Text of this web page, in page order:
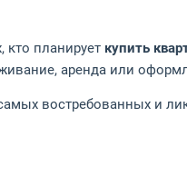
кто планирует купить
аренда или
востребованных и